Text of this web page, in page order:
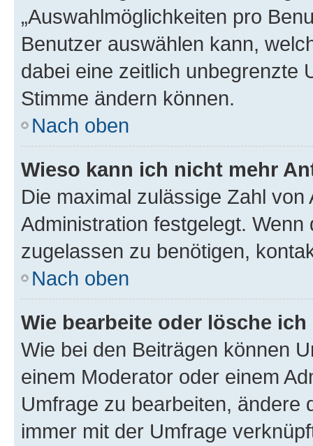
„Auswahlmöglichkeiten pro
Benutzer auswählen kann,
dabei eine zeitlich unbegrenzte
Stimme ändern können.
Nach oben
Wieso kann ich nicht mehr
Die maximal zulässige Zahl
Administration festgelegt.
zugelassen zu benötigen,
Nach oben
Wie bearbeite oder lösche
Wie bei den Beiträgen können
einem Moderator oder einem
Umfrage zu bearbeiten, ändere
immer mit der Umfrage